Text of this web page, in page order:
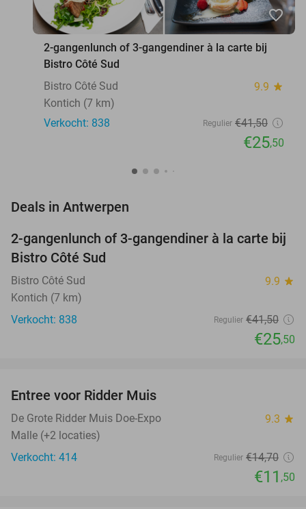
favorite_border
2-gangenlunch of 3-gangendiner à la carte bij
Bistro Côté Sud
Bistro Côté Sud
9.9 star
Kontich (7 km)
Verkocht: 838
Regulier €41,50
€25,50
Deals in Antwerpen
39%
2-gangenlunch of 3-gangendiner à la carte bij
Bistro Côté Sud
Bistro Côté Sud 9.9 star
Kontich (7 km)
Verkocht: 838
Regulier €41,50
€25,50
Entree voor Ridder Muis
De Grote Ridder Muis Doe-Expo 9.3 star
Malle (+2 locaties)
Verkocht: 414
Regulier €14,70
€11 ,50